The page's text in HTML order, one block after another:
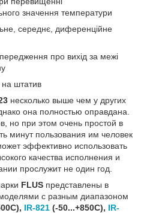
значення температури
середнє, диференційне
про вихід за межі
штатив
несколько выше чем у других
она полностью оправдана.
но при этом очень простой в
минут пользования им человек
эффективно использовать
качества исполнения и
прослужит не один год.
FLUS представлены в
с разным диапазоном
IR-821 (-50...+850С), IR-